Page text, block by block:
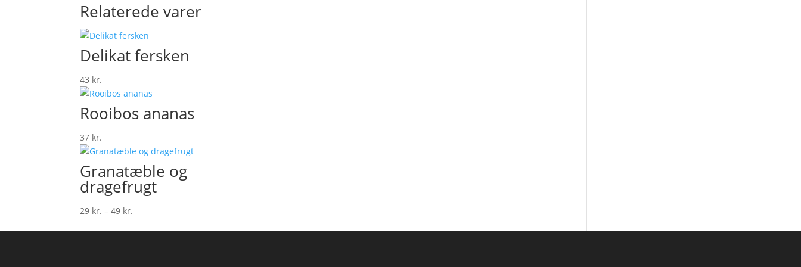
Relaterede varer
Delikat fersken
43 kr.
Rooibos ananas
37 kr.
Granatæble og
dragefrugt
29 kr. – 49 kr.